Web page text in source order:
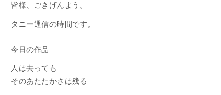
皆様、ごきげんよう。
タニー通信の時間です。
今日の作品
人は去っても
そのあたたかさは残る